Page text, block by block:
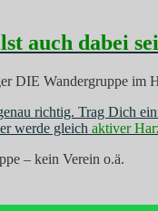
auch dabei
DIE Wandergruppe im
richtig. Trag Dich
werde gleich aktiver
– kein Verein o.ä.